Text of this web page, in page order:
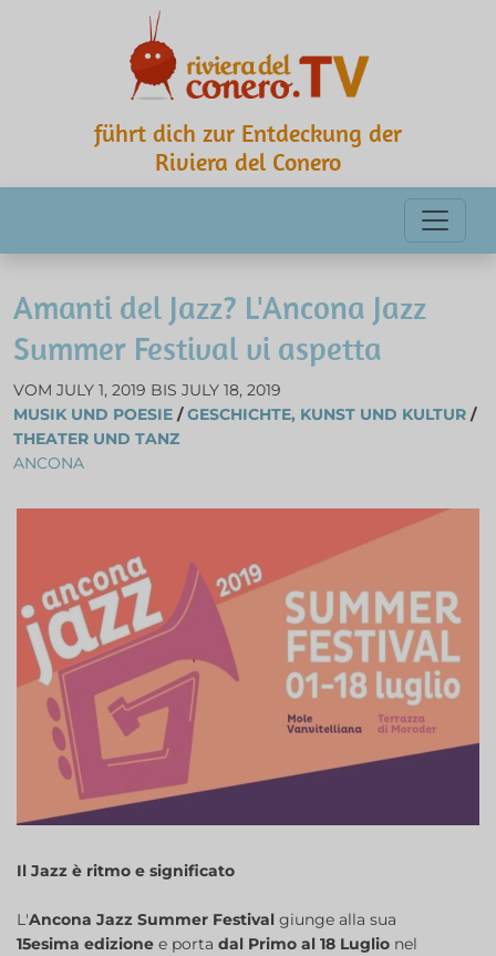
führt dich zur Entdeckung der
Riviera del Conero
Amanti del Jazz? L'Ancona Jazz
Summer Festival vi aspetta
VOM JULY 1, 2019 BIS JULY 18, 2019
MUSIK UND POESIE /GESCHICHTE, KUNST UND KULTUR /
THEATER UND TANZ
ANCONA
Il Jazz è ritmo e significato
L'Ancona Jazz Summer Festival giunge alla sua
15esima edizione e porta dal Primo al 18 Luglio nel